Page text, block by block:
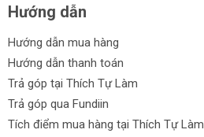
Hướng dẫn
Hướng dẫn mua hàng
Hướng dẫn thanh toán
Trả góp tại Thích Tự Làm
Trả góp qua Fundiin
Tích điểm mua hàng tại Thích Tự Làm